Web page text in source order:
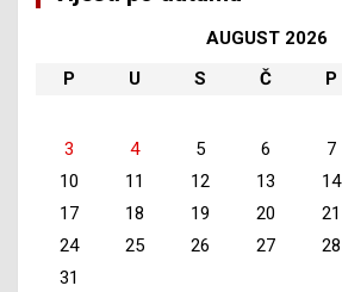
AUGUST 2026
P
U S Č P
3
4 5 6 7
10
11 12 13 14
17
18 19 20 21
24
25 26 27 28
31